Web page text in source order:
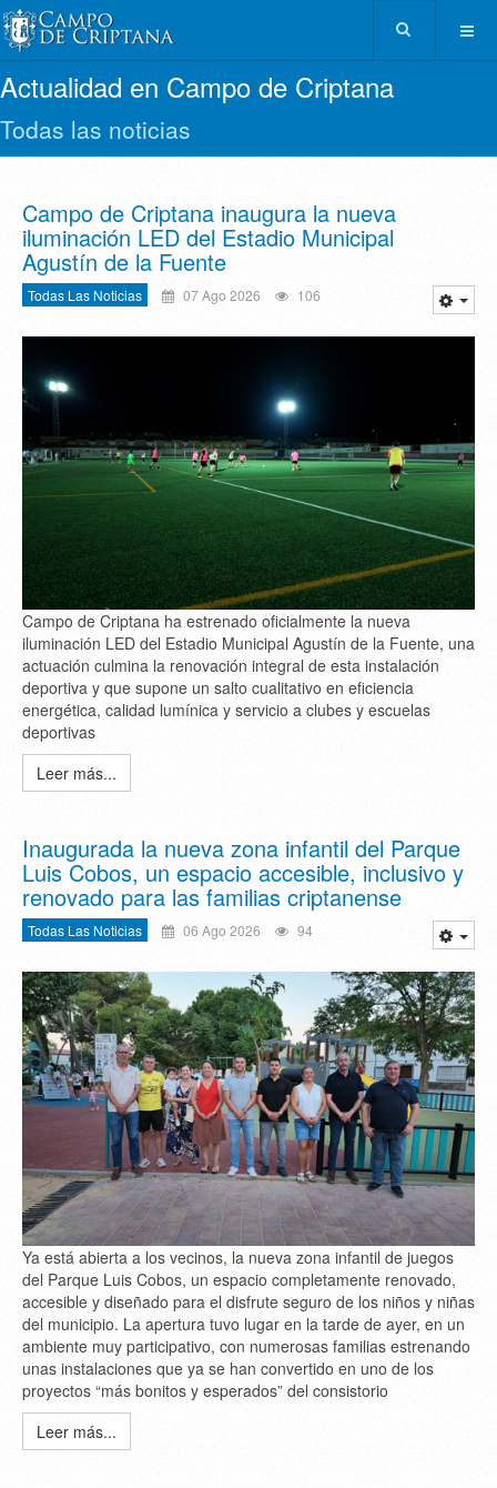
Actualidad en Campo de Criptana
Todas las noticias
Campo de Criptana inaugura la nueva
iluminación LED del Estadio Municipal
Agustín de la Fuente
Todas Las Noticias 07 Ago 2026 106
Campo de Criptana ha estrenado oficialmente la nueva
iluminación LED del Estadio Municipal Agustín de la Fuente, una
actuación culmina la renovación integral de esta instalación
deportiva y que supone un salto cualitativo en eficiencia
energética, calidad lumínica y servicio a clubes y escuelas
deportivas
Leer más...
Inaugurada la nueva zona infantil del Parque
Luis Cobos, un espacio accesible, inclusivo y
renovado para las familias criptanense
Todas Las Noticias 06 Ago 2026 94
Ya está abierta a los vecinos, la nueva zona infantil de juegos
del Parque Luis Cobos, un espacio completamente renovado,
accesible y diseñado para el disfrute seguro de los niños y niñas
del municipio. La apertura tuvo lugar en la tarde de ayer, en un
ambiente muy participativo, con numerosas familias estrenando
unas instalaciones que ya se han convertido en uno de los
proyectos “más bonitos y esperados” del consistorio
Leer más...